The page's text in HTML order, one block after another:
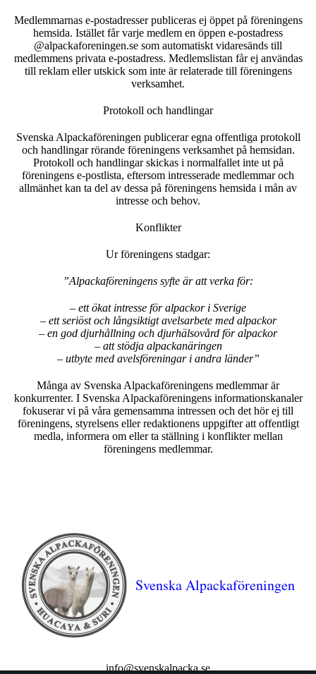
Medlemmarnas e-postadresser publiceras ej öppet på föreningens
hemsida. Istället får varje medlem en öppen e-postadress
@alpackaforeningen.se som automatiskt vidaresänds till
medlemmens privata e-postadress. Medlemslistan får ej användas
till reklam eller utskick som inte är relaterade till föreningens
verksamhet.
Protokoll och handlingar
Svenska Alpackaföreningen publicerar egna offentliga protokoll
och handlingar rörande föreningens verksamhet på hemsidan.
Protokoll och handlingar skickas i normalfallet inte ut på
föreningens e-postlista, eftersom intresserade medlemmar och
allmänhet kan ta del av dessa på föreningens hemsida i mån av
intresse och behov.
Konflikter
Ur föreningens stadgar:
”Alpackaföreningens syfte är att verka för:
– ett ökat intresse för alpackor i Sverige
– ett seriöst och långsiktigt avelsarbete med alpackor
– en god djurhållning och djurhälsovård för alpackor
– att stödja alpackanäringen
– utbyte med avelsföreningar i andra länder”
Många av Svenska Alpackaföreningens medlemmar är
konkurrenter. I Svenska Alpackaföreningens informationskanaler
fokuserar vi på våra gemensamma intressen och det hör ej till
föreningens, styrelsens eller redaktionens uppgifter att offentligt
medla, informera om eller ta ställning i konflikter mellan
föreningens medlemmar.
Svenska Alpackaföreningen
info@svenskalpacka.se